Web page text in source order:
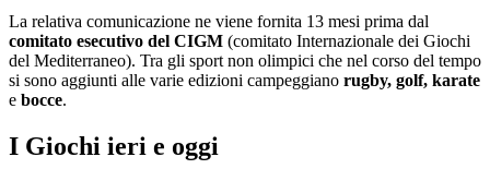
La relativa comunicazione ne viene fornita 13 mesi prima dal
comitato esecutivo del CIGM (comitato Internazionale dei Giochi
del Mediterraneo). Tra gli sport non olimpici che nel corso del tempo
si sono aggiunti alle varie edizioni campeggiano rugby, golf, karate
e bocce.
I Giochi ieri e oggi